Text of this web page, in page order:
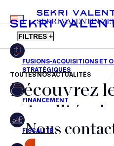
FR EN
MENU
SEKRI VALENTIN
FILTRES +
Fusions-acquisitions et
Financement
Fiscalité
TOUTES NOS ACTUALITÉS
Découvrez
actualités
nos
Nous